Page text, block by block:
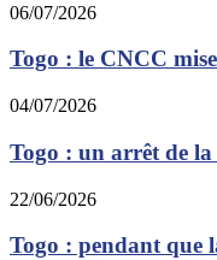
06/07/2026
Togo : le CNCC
04/07/2026
Togo : un arrêt de
22/06/2026
Togo : pendant que